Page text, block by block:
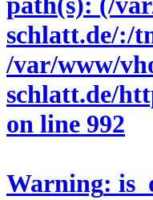
schlatt.de/:/
/var/www/
schlatt.de/
on line 992
Warning: